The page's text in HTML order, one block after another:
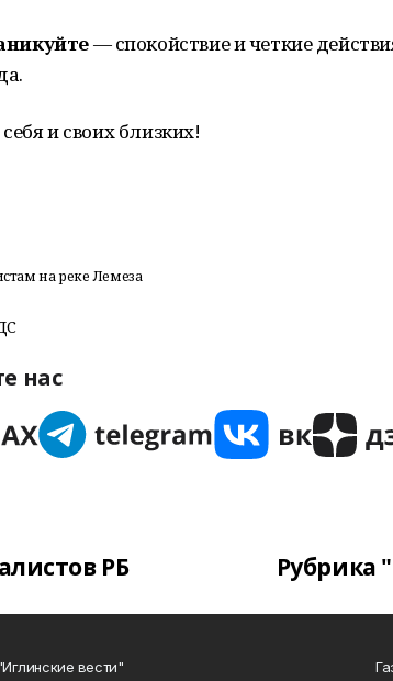
— спокойствие и четкие
и своих близких!
на реке Лемеза
нас
РБ Рубрика
вести"